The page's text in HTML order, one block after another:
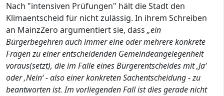
Nach "intensiven Prüfungen" hält die Stadt den
Klimaentscheid für nicht zulässig. In ihrem Schreiben
an MainzZero argumentiert sie, dass „ein
Bürgerbegehren auch immer eine oder mehrere konkrete
Fragen zu einer entscheidenden Gemeindeangelegenheit
voraus(setzt), die im Falle eines Bürgerentscheides mit ‚Ja‘
oder ‚Nein‘ - also einer konkreten Sachentscheidung - zu
beantworten ist. Im vorliegenden Fall ist dies gerade nicht